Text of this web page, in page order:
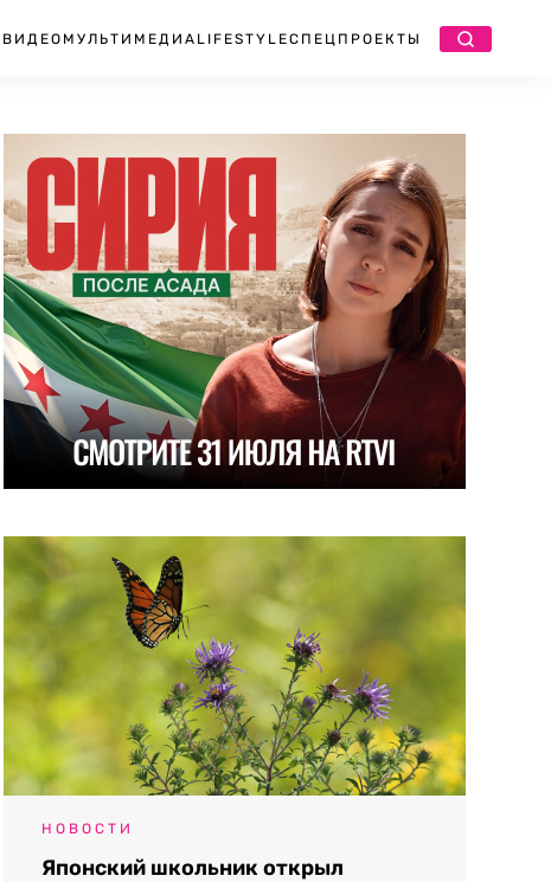
ВИДЕО МУЛЬТИМЕДИА LIFESTYLEСПЕЦПРОЕКТЫ
НОВОСТИ
Японский школьник открыл